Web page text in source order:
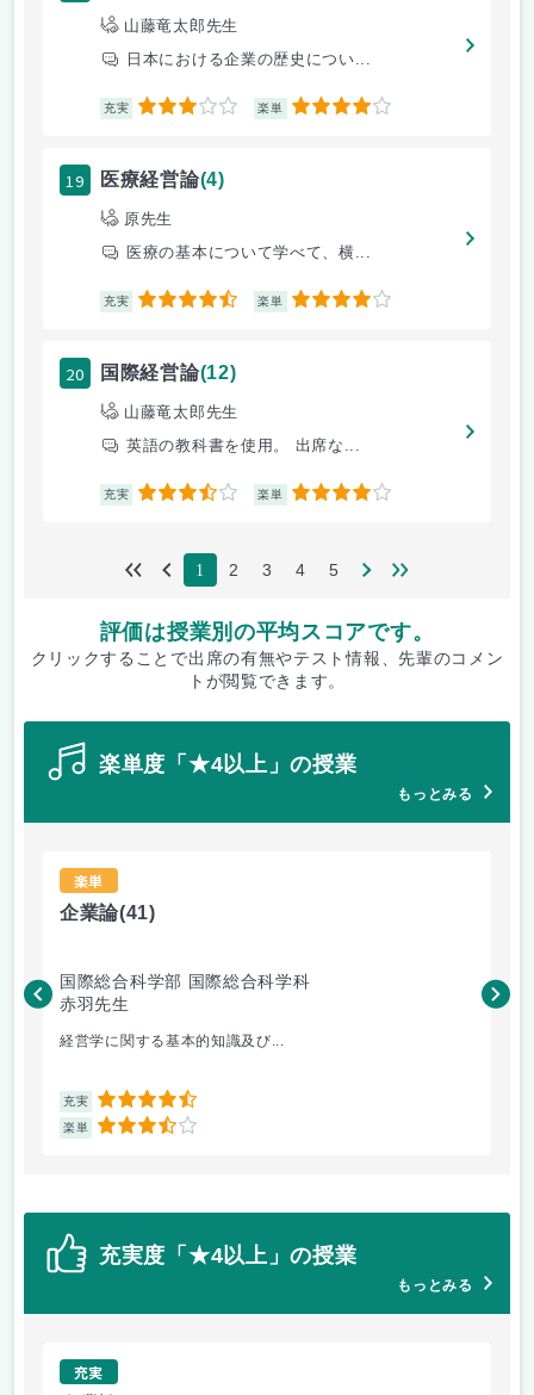
山藤竜太郎先生
日本における企業の歴史につい...
充実 3 楽単 4
19 医療経営論(4)
原先生
医療の基本について学べて、横...
充実 4.5 楽単 4
20 国際経営論(12)
山藤竜太郎先生
英語の教科書を使用。 出席な...
充実 3.5 楽単 4
1 2 3 4 5
評価は授業別の平均スコアです。
クリックすることで出席の有無やテスト情報、先輩のコメン
トが閲覧できます。
楽単度「★4以上」の授業
もっとみる
楽単
企業論(41)
国際総合科学部 国際総合科学科
赤羽先生
経営学に関する基本的知識及び...
充実 4.5
楽単 3.5
平
充実度「★4以上」の授業
もっとみる
充実